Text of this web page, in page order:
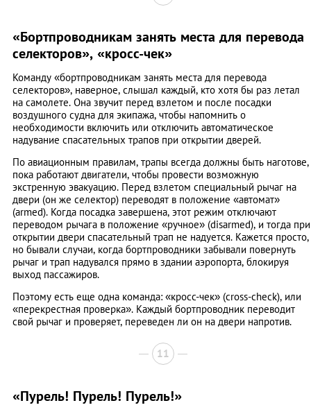
«Бортпроводникам занять места для перевода
селекторов», «кросс-чек»
Команду «бортпроводникам занять места для перевода
селекторов», наверное, слышал каждый, кто хотя бы раз летал
на самолете. Она звучит перед взлетом и после посадки
воздушного судна для экипажа, чтобы напомнить о
необходимости включить или отключить автоматическое
надувание спасательных трапов при открытии дверей.
По авиационным правилам, трапы всегда должны быть наготове,
пока работают двигатели, чтобы провести возможную
экстренную эвакуацию. Перед взлетом специальный рычаг на
двери (он же селектор) переводят в положение «автомат»
(armed). Когда посадка завершена, этот режим отключают
переводом рычага в положение «ручное» (disarmed), и тогда при
открытии двери спасательный трап не надуется. Кажется просто,
но бывали случаи, когда бортпроводники забывали повернуть
рычаг и трап надувался прямо в здании аэропорта, блокируя
выход пассажиров.
Поэтому есть еще одна команда: «кросс-чек» (cross-check), или
«перекрестная проверка». Каждый бортпроводник переводит
свой рычаг и проверяет, переведен ли он на двери напротив.
11
«Пурель! Пурель! Пурель!»